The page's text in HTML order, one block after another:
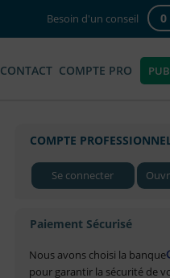
Besoin d'un conseil 0
CONTACT COMPTE PRO
COMPTE
Se connecter
Paiement Sécurisé
Nous avons choisi la banque
pour garantir la sécurité de